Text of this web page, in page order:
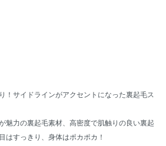
！サイドラインがアクセントになった裏起毛ス
魅力の裏起毛素材、高密度で肌触りの良い裏起
はすっきり、身体はポカポカ！